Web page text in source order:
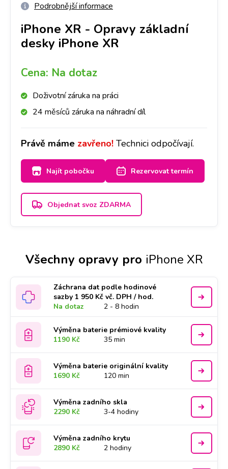
Podrobnější informace
iPhone XR - Opravy základní
desky iPhone XR
Cena: Na dotaz
Doživotní záruka na práci
24 měsíců záruka na náhradní díl
Právě máme zavřeno! Technici odpočívají.
Najít pobočku Rezervovat termín
Objednat svoz ZDARMA
Všechny opravy pro iPhone XR
Záchrana dat podle hodinové
sazby 1 950 Kč vč. DPH / hod.
Na dotaz
2 - 8 hodin
Výměna baterie prémiové kvality
1190 Kč
35 min
Výměna baterie originální kvality
1690 Kč
120 min
Výměna zadního skla
2290 Kč
3-4 hodiny
Výměna zadního krytu
2890 Kč
2 hodiny